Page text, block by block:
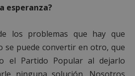
esperanza?
los problemas que hay que
se puede convertir en otro, que
el Partido Popular al dejarlo
necesarias
de rendimiento
de preferencias